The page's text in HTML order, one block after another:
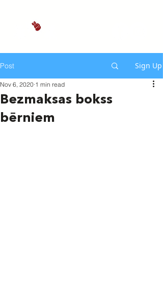
Post Sign Up
Bezmaksas bokss
bērniem
Nov 6, 2020 1 min read